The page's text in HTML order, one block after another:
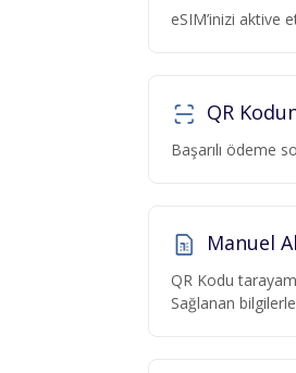
eSIM’inizi aktive
QR
Başarılı ödeme
Manuel
QR Kodu
Sağlanan